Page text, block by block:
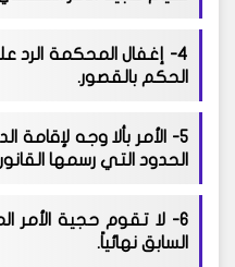
4-
إغفال المحكمة
الحكم بالقصور.
5-
الأمر بألا وجه
الحدود التي رسمها
6-
لا تقوم حجية الأمر
السابق نهائياً.